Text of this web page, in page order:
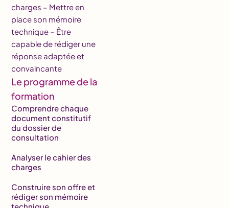
charges – Mettre en
place son mémoire
technique – Être
capable de rédiger une
réponse adaptée et
convaincante
Le programme de la
formation
Comprendre chaque
document constitutif
du dossier de
consultation
Analyser le cahier des
charges
Construire son offre et
rédiger son mémoire